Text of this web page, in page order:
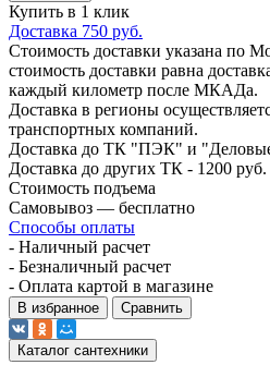
Купить в 1 клик
Доставка 750 руб.
Стоимость доставки указана по
стоимость доставки равна
каждый километр после МКАДа.
Доставка в регионы
транспортных компаний.
Доставка до ТК "ПЭК" и
Доставка до других ТК - 1200 руб.
Стоимость подъема
Самовывоз — бесплатно
Способы оплаты
- Наличный расчет
- Безналичный расчет
- Оплата картой в магазине
В избранное Сравнить
Каталог сантехники